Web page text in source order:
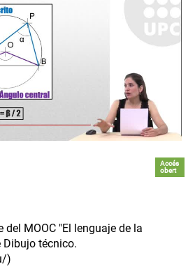
Accés
obert
MOOC "El lenguaje de la
Dibujo técnico.
)